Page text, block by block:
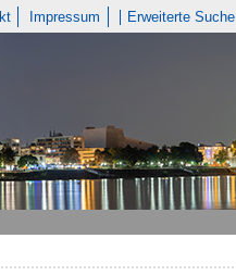
Impressum Erweiterte Suche